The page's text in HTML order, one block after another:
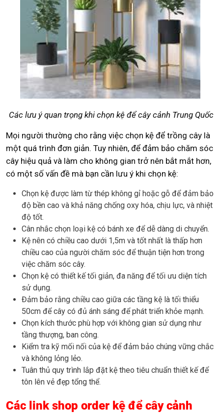
Các lưu ý quan trọng khi chọn kệ để cây cảnh Trung Quốc
Mọi người thường cho rằng việc chọn kệ để trồng cây là
một quá trình đơn giản. Tuy nhiên, để đảm bảo chăm sóc
cây hiệu quả và làm cho không gian trở nên bắt mắt hơn,
có một số vấn đề mà bạn cần lưu ý khi chọn kệ:
Chọn kệ được làm từ thép không gỉ hoặc gỗ để đảm bảo
độ bền cao và khả năng chống oxy hóa, chịu lực, và nhiệt
độ tốt.
Cân nhắc chọn loại kệ có bánh xe để dễ dàng di chuyển.
Kệ nên có chiều cao dưới 1,5m và tốt nhất là thấp hơn
chiều cao của người chăm sóc để thuận tiện hơn trong
việc chăm sóc cây.
Chọn kệ có thiết kế tối giản, đa năng để tối ưu diện tích
sử dụng.
Đảm bảo rằng chiều cao giữa các tầng kệ là tối thiểu
50cm để cây có đủ ánh sáng để phát triển khỏe mạnh.
Chọn kích thước phù hợp với không gian sử dụng như
tầng thượng, ban công.
Kiểm tra kỹ mối nối của kệ để đảm bảo chúng vững chắc
và không lỏng lẻo.
Tuân thủ quy trình lắp đặt kệ theo tiêu chuẩn thiết kế để
tôn lên vẻ đẹp tổng thể.
Các link shop order kệ để cây cảnh